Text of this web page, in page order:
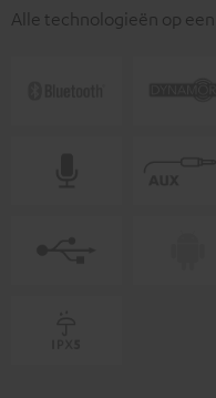
Alle technologieën op een